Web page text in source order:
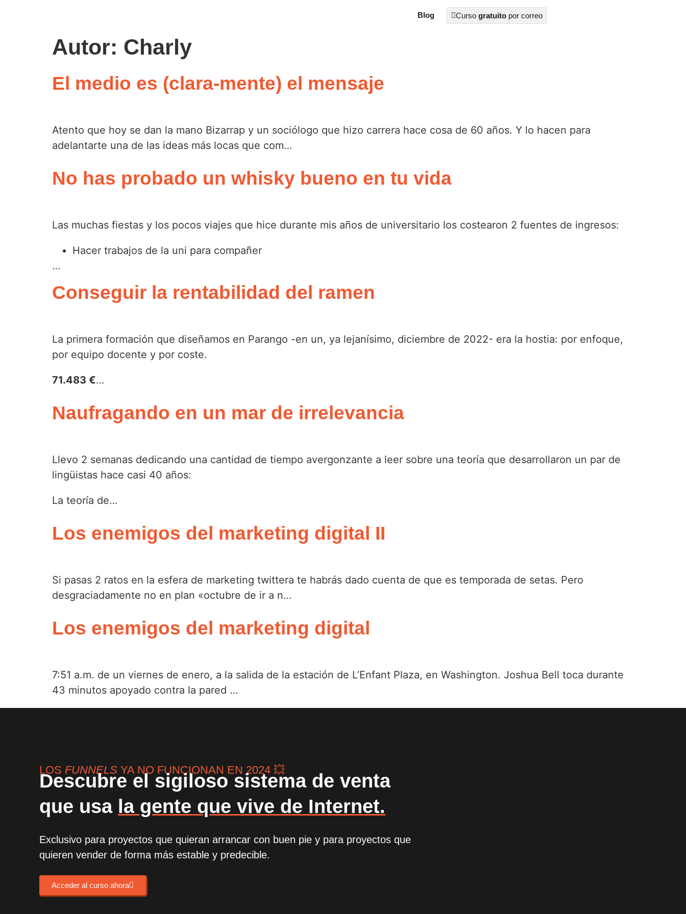
Blog Curso gratuito por correo
Autor: Charly
El medio es (clara-mente) el mensaje
Atento que hoy se dan la mano Bizarrap y un sociólogo que hizo carrera hace cosa de 60 años. Y lo hacen para
adelantarte una de las ideas más locas que com…
No has probado un whisky bueno en tu vida
Las muchas fiestas y los pocos viajes que hice durante mis años de universitario los costearon 2 fuentes de ingresos:
Hacer trabajos de la uni para compañer
…
Conseguir la rentabilidad del ramen
La primera formación que diseñamos en Parango -en un, ya lejanísimo, diciembre de 2022- era la hostia: por enfoque,
por equipo docente y por coste.
71.483 €…
Naufragando en un mar de irrelevancia
Llevo 2 semanas dedicando una cantidad de tiempo avergonzante a leer sobre una teoría que desarrollaron un par de
lingüistas hace casi 40 años:
La teoría de…
Los enemigos del marketing digital II
Si pasas 2 ratos en la esfera de marketing twittera te habrás dado cuenta de que es temporada de setas. Pero
desgraciadamente no en plan «octubre de ir a n…
Los enemigos del marketing digital
7:51 a.m. de un viernes de enero, a la salida de la estación de L’Enfant Plaza, en Washington. Joshua Bell toca durante
43 minutos apoyado contra la pared …
LOS FUNNELS YA NO FUNCIONAN EN 2024 💥
Descubre el sigiloso sistema de venta
que usa la gente que vive de Internet.
Exclusivo para proyectos que quieran arrancar con buen pie y para proyectos que
quieren vender de forma más estable y predecible.
Acceder al curso ahora